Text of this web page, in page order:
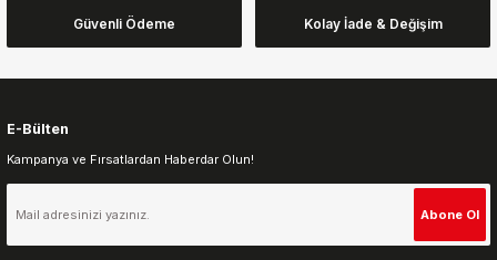
Gönder
Güvenli Ödeme Kolay İade & Değişim
E-Bülten
Kampanya ve Fırsatlardan Haberdar Olun!
Abone Ol